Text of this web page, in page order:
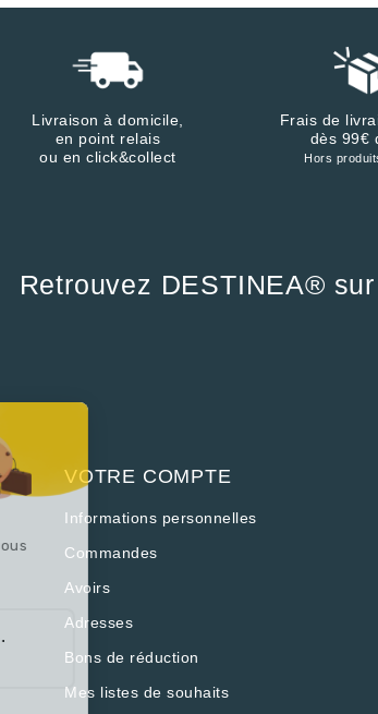
bien vous
Livraison à domicile,
en point relais
ou en click&collect
Frais de
dès 99€
Hors
Retrouvez DESTINEA® sur
VOTRE COMPTE
Informations personnelles
Commandes
Avoirs
Adresses
Bons de réduction
Mes listes de souhaits